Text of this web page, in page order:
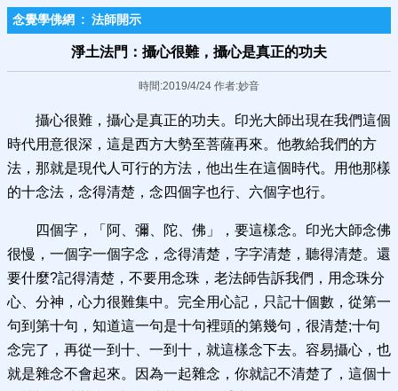
念覺學佛網 : 法師開示
淨土法門：攝心很難，攝心是真正的功夫
時間:2019/4/24 作者:妙音
攝心很難，攝心是真正的功夫。印光大師出現在我們這個
時代用意很深，這是西方大勢至菩薩再來。他教給我們的方
法，那就是現代人可行的方法，他出生在這個時代。用他那樣
的十念法，念得清楚，念四個字也行、六個字也行。
四個字，「阿、彌、陀、佛」，要這樣念。印光大師念佛
很慢，一個字一個字念，念得清楚，字字清楚，聽得清楚。還
要什麼?記得清楚，不要用念珠，老法師告訴我們，用念珠分
心、分神，心力很難集中。完全用心記，只記十個數，從第一
句到第十句，知道這一句是十句裡頭的第幾句，很清楚;十句
念完了，再從一到十、一到十，就這樣念下去。容易攝心，也
就是雜念不會起來。因為一起雜念，你就記不清楚了，這個十